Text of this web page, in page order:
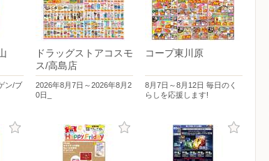
ン/ブ
ドラッグストアコスモ
ス/高島店
2026年8月7日～2026年8月2
0日_
コープ東川原
8月7日～8月12日 毎日のく
らしを応援します!